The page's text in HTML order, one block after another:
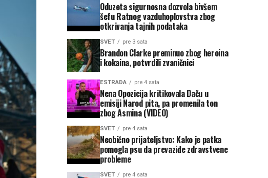
Oduzeta sigurnosna dozvola bivšem
šefu Ratnog vazduhoplovstva zbog
otkrivanja tajnih podataka
SVET pre 3 sata
Brandon Clarke preminuo zbog heroina
i kokaina, potvrdili zvaničnici
ESTRADA pre 4 sata
Nena Opozicija kritikovala Daču u
emisiji Narod pita, pa promenila ton
zbog Asmina (VIDEO)
SVET pre 4 sata
Neobično prijateljstvo: Kako je patka
pomogla psu da prevaziđe zdravstvene
probleme
SVET pre 4 sata